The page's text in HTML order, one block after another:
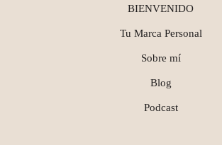
BIENVENIDO
Tu Marca Personal
Sobre mí
Blog
Podcast